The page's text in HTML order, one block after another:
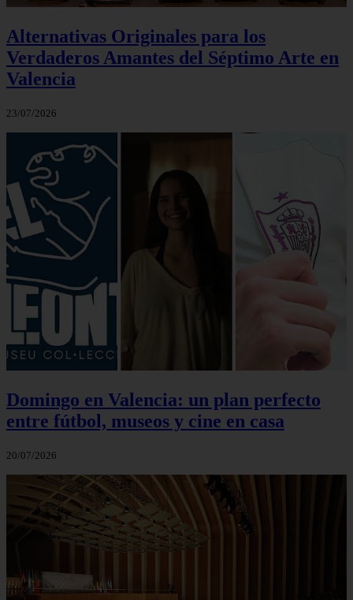
Alternativas Originales para los
Verdaderos Amantes del Séptimo Arte en
Valencia
23/07/2026
Domingo en Valencia: un plan perfecto
entre fútbol, museos y cine en casa
20/07/2026